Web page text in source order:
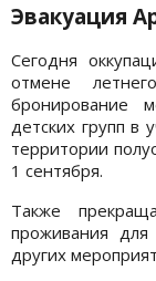
Эвакуация
Сегодня
отмене
бронирование
детских групп в
территории
1 сентября.
Также
проживания для
других